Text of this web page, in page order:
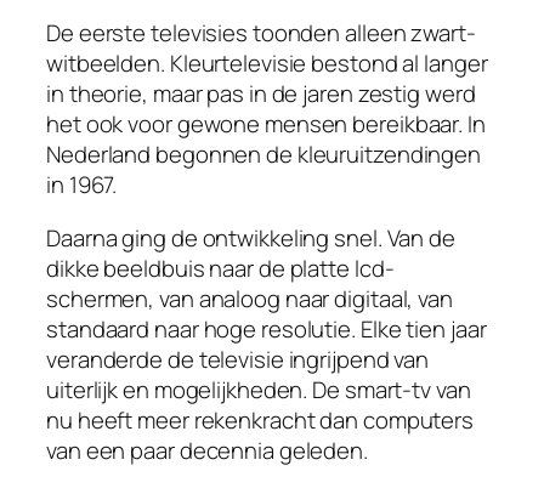
De eerste televisies toonden alleen zwart-
witbeelden. Kleurtelevisie bestond al langer
in theorie, maar pas in de jaren zestig werd
het ook voor gewone mensen bereikbaar. In
Nederland begonnen de kleuruitzendingen
in 1967.
Daarna ging de ontwikkeling snel. Van de
dikke beeldbuis naar de platte lcd-
schermen, van analoog naar digitaal, van
standaard naar hoge resolutie. Elke tien jaar
veranderde de televisie ingrijpend van
uiterlijk en mogelijkheden. De smart-tv van
nu heeft meer rekenkracht dan computers
van een paar decennia geleden.